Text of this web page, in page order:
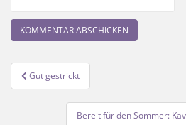
Beitragsnavigation
Gut gestrickt
Bereit für den Sommer: